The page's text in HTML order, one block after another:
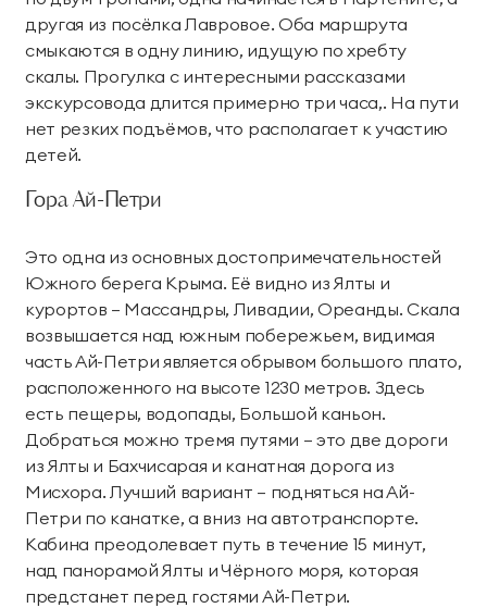
другая из посёлка Лавровое. Оба маршрута
смыкаются в одну линию, идущую по хребту
скалы. Прогулка с интересными рассказами
экскурсовода длится примерно три часа,. На пути
нет резких подъёмов, что располагает к участию
детей.
Гора Ай-Петри
Это одна из основных достопримечательностей
Южного берега Крыма. Её видно из Ялты и
курортов – Массандры, Ливадии, Ореанды. Скала
возвышается над южным побережьем, видимая
часть Ай-Петри является обрывом большого плато,
расположенного на высоте 1230 метров. Здесь
есть пещеры, водопады, Большой каньон.
Добраться можно тремя путями – это две дороги
из Ялты и Бахчисарая и канатная дорога из
Мисхора. Лучший вариант – подняться на Ай-
Петри по канатке, а вниз на автотранспорте.
Кабина преодолевает путь в течение 15 минут,
над панорамой Ялты и Чёрного моря, которая
предстанет перед гостями Ай-Петри.